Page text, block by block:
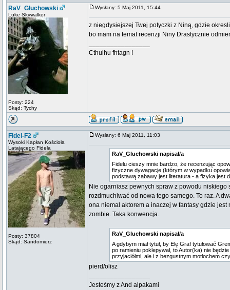
RaV_Gluchowski
Luke Skywalker
Posty: 224
Skąd: Tychy
Wysłany: 5 Maj 2011, 15:44
z niegdysiejszej Twej potyczki z Niną, gdzie
bo mam na temat recenzji Niny Drastycznie
Cthulhu fhtagn !
Fidel-F2
Wysoki Kapłan Kościoła
Latającego Fidela
Posty: 37804
Skąd: Sandomierz
Wysłany: 6 Maj 2011, 11:03
RaV_Gluchowski napisał/a
Fidelu cieszy mnie bardzo, że recenzując
fizyczne dywagacje (którym w wypadku
podstawą zabawy jest literatura - a fizyka jest
Nie ogarniasz pewnych spraw z powodu
rozdmuchiwać od nowa tego samego. To raz. A
ona niemal aktorem a inaczej w fantasy gdzie
zombie. Taka konwencja.
RaV_Gluchowski napisał/a
A gdybym miał tytuł, by Elę Graf tytułować
po ramieniu poklepywał, to Autor(ka) nie
przyjaciółmi, ale i z bezgustnym motłochem
pierd/olisz
Jesteśmy z And alpakami